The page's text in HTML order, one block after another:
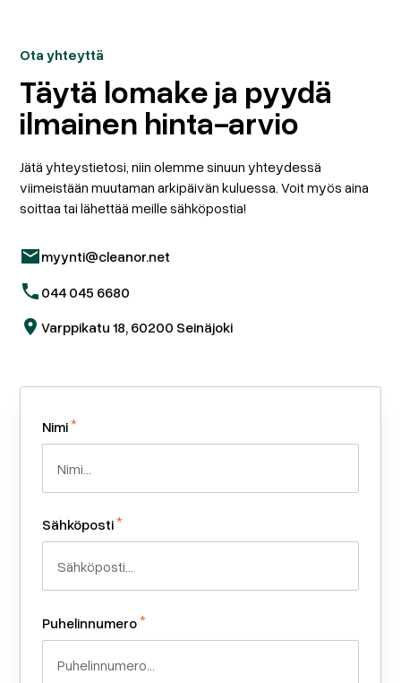
Ota yhteyttä
Täytä lomake ja pyydä
ilmainen hinta-arvio
Jätä yhteystietosi, niin olemme sinuun yhteydessä
viimeistään muutaman arkipäivän kuluessa. Voit myös aina
soittaa tai lähettää meille sähköpostia!
myynti@cleanor.net
044 045 6680
Varppikatu 18, 60200 Seinäjoki
Nimi *
Sähköposti *
Puhelinnumero *